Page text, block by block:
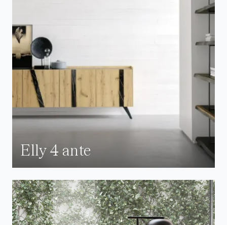
Elly 4 ante